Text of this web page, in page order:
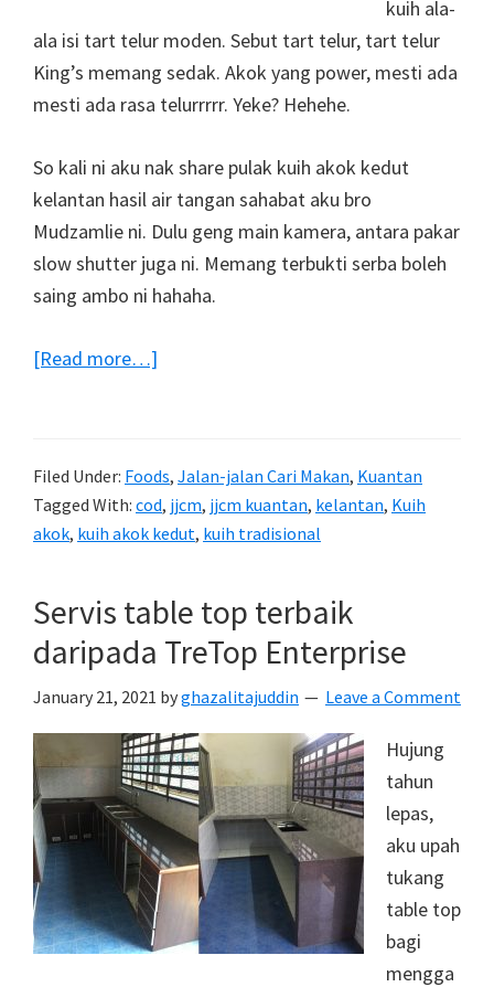
kuih ala-
ala isi tart telur moden. Sebut tart telur, tart telur
King’s memang sedak. Akok yang power, mesti ada
mesti ada rasa telurrrrr. Yeke? Hehehe.
So kali ni aku nak share pulak kuih akok kedut
kelantan hasil air tangan sahabat aku bro
Mudzamlie ni. Dulu geng main kamera, antara pakar
slow shutter juga ni. Memang terbukti serba boleh
saing ambo ni hahaha.
[Read more…]
Kelantan
Filed Under: Foods, Jalan-jalan Cari Makan, Kuantan
Tagged With: cod, jjcm, jjcm kuantan, kelantan, Kuih
akok, kuih akok kedut, kuih tradisional
Servis table top terbaik
daripada TreTop Enterprise
January 21, 2021 byghazalitajuddin Leave a Comment
Hujung
tahun
lepas,
aku upah
tukang
table top
bagi
mengga